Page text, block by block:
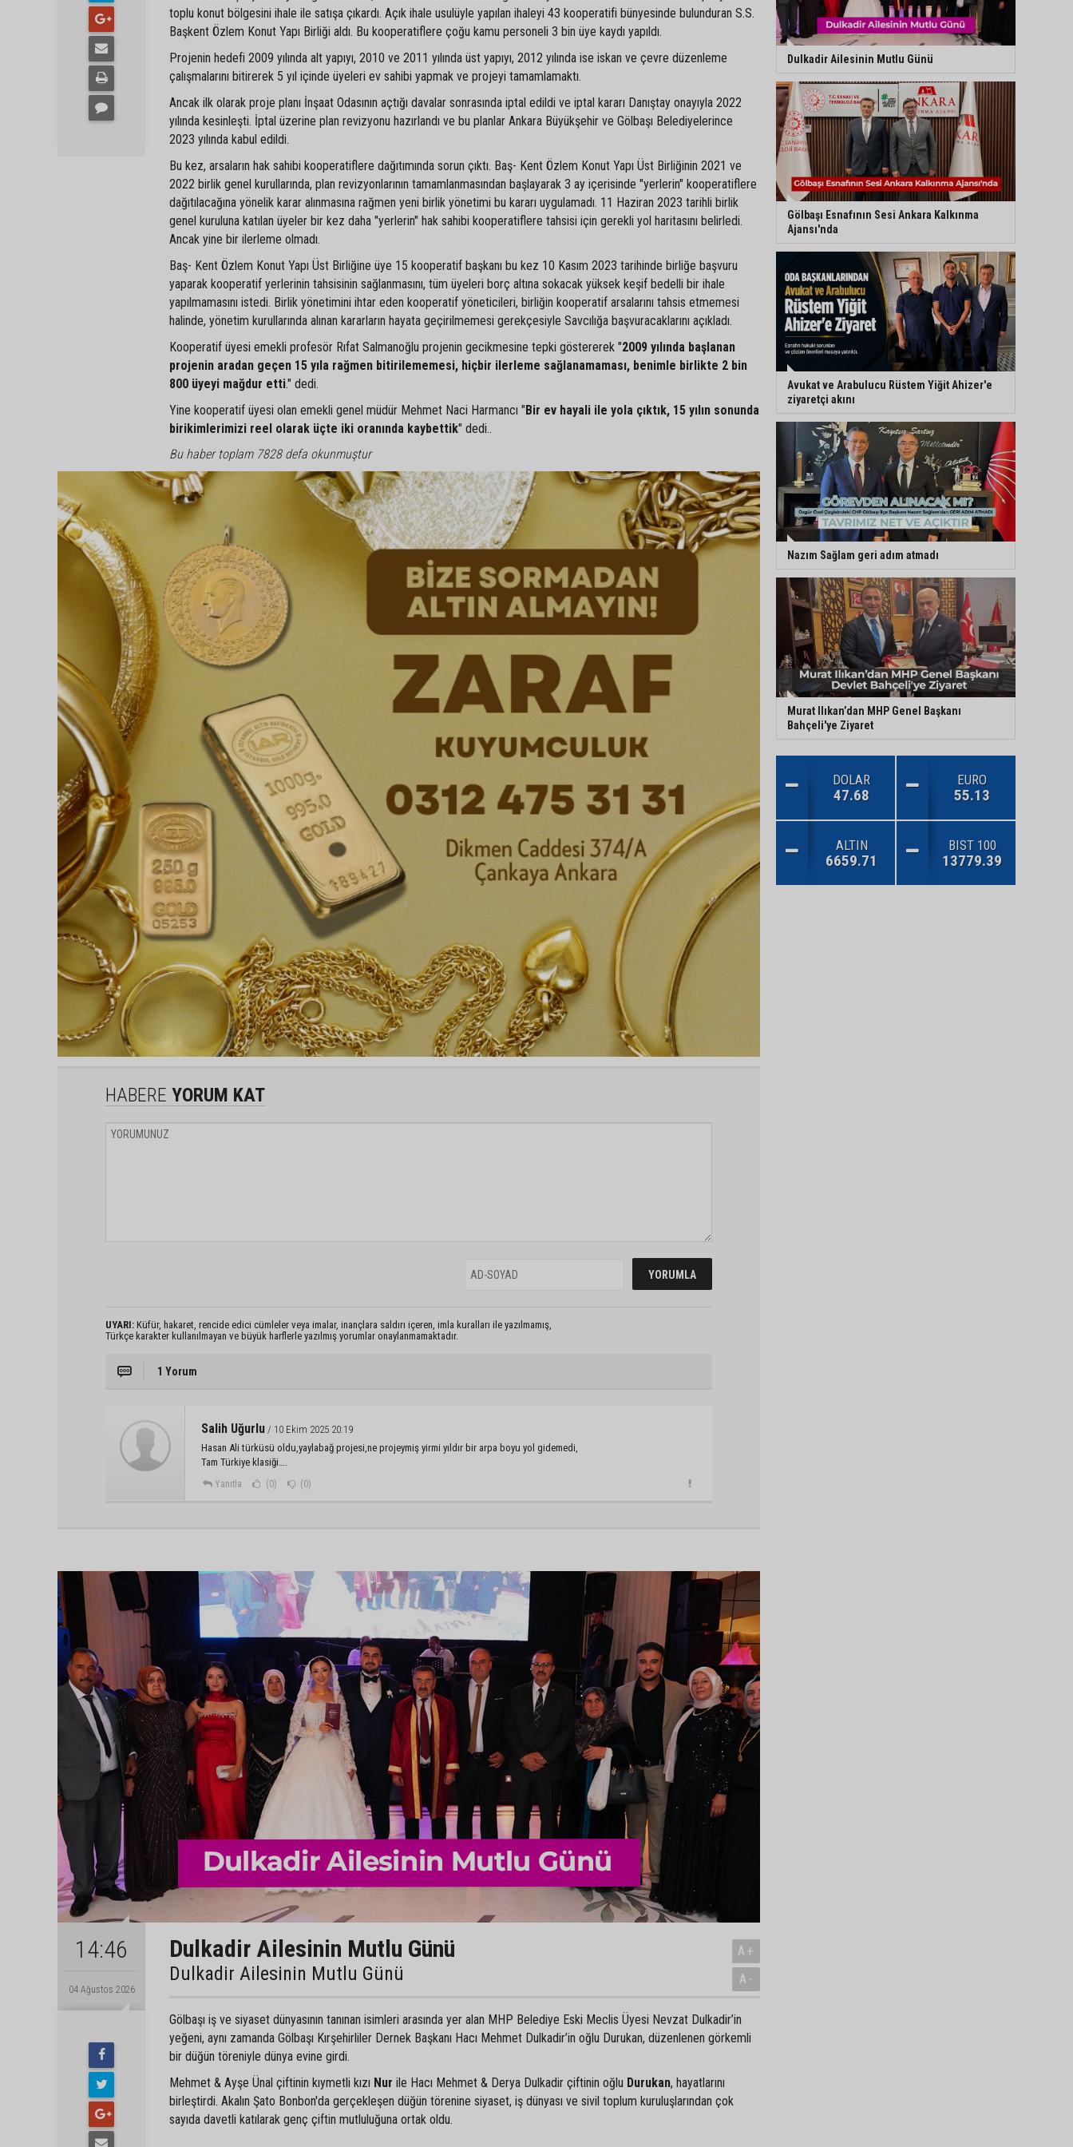
toplu konut bölgesini ihale ile satışa çıkardı. Açık ihale usulüyle yapılan ihaleyi 43 kooperatifi bünyesinde bulunduran S.S.
Başkent Özlem Konut Yapı Birliği aldı. Bu kooperatiflere çoğu kamu personeli 3 bin üye kaydı yapıldı.
Projenin hedefi 2009 yılında alt yapıyı, 2010 ve 2011 yılında üst yapıyı, 2012 yılında ise iskan ve çevre düzenleme
çalışmalarını bitirerek 5 yıl içinde üyeleri ev sahibi yapmak ve projeyi tamamlamaktı.
Ancak ilk olarak proje planı İnşaat Odasının açtığı davalar sonrasında iptal edildi ve iptal kararı Danıştay onayıyla 2022
yılında kesinleşti. İptal üzerine plan revizyonu hazırlandı ve bu planlar Ankara Büyükşehir ve Gölbaşı Belediyelerince
2023 yılında kabul edildi.
Bu kez, arsaların hak sahibi kooperatiflere dağıtımında sorun çıktı. Baş- Kent Özlem Konut Yapı Üst Birliğinin 2021 ve
2022 birlik genel kurullarında, plan revizyonlarının tamamlanmasından başlayarak 3 ay içerisinde "yerlerin" kooperatiflere
dağıtılacağına yönelik karar alınmasına rağmen yeni birlik yönetimi bu kararı uygulamadı. 11 Haziran 2023 tarihli birlik
genel kuruluna katılan üyeler bir kez daha "yerlerin" hak sahibi kooperatiflere tahsisi için gerekli yol haritasını belirledi.
Ancak yine bir ilerleme olmadı.
Baş- Kent Özlem Konut Yapı Üst Birliğine üye 15 kooperatif başkanı bu kez 10 Kasım 2023 tarihinde birliğe başvuru
yaparak kooperatif yerlerinin tahsisinin sağlanmasını, tüm üyeleri borç altına sokacak yüksek keşif bedelli bir ihale
yapılmamasını istedi. Birlik yönetimini ihtar eden kooperatif yöneticileri, birliğin kooperatif arsalarını tahsis etmemesi
halinde, yönetim kurullarında alınan kararların hayata geçirilmemesi gerekçesiyle Savcılığa başvuracaklarını açıkladı.
Kooperatif üyesi emekli profesör Rıfat Salmanoğlu projenin gecikmesine tepki göstererek "2009 yılında başlanan
projenin aradan geçen 15 yıla rağmen bitirilememesi, hiçbir ilerleme sağlanamaması, benimle birlikte 2 bin
800 üyeyi mağdur etti." dedi.
Yine kooperatif üyesi olan emekli genel müdür Mehmet Naci Harmancı "Bir ev hayali ile yola çıktık, 15 yılın sonunda
birikimlerimizi reel olarak üçte iki oranında kaybettik" dedi..
Bu haber toplam 7828 defa okunmuştur
HABERE YORUM KAT
UYARI: Küfür, hakaret, rencide edici cümleler veya imalar, inançlara saldırı içeren, imla kuralları ile yazılmamış,
Türkçe karakter kullanılmayan ve büyük harflerle yazılmış yorumlar onaylanmamaktadır.
1 Yorum
Salih Uğurlu / 10 Ekim 2025 20:19
Hasan Ali türküsü oldu,yaylabağ projesi,ne projeymiş yirmi yıldır bir arpa boyu yol gidemedi,
Tam Türkiye klasiği….
Yanıtla (0) (0)
14:46
04 Ağustos 2026
Dulkadir Ailesinin Mutlu Günü
Dulkadir Ailesinin Mutlu Günü
A+
A-
Gölbaşı iş ve siyaset dünyasının tanınan isimleri arasında yer alan MHP Belediye Eski Meclis Üyesi Nevzat Dulkadir’in
yeğeni, aynı zamanda Gölbaşı Kırşehirliler Dernek Başkanı Hacı Mehmet Dulkadir’in oğlu Durukan, düzenlenen görkemli
bir düğün töreniyle dünya evine girdi.
Mehmet & Ayşe Ünal çiftinin kıymetli kızı Nur ile Hacı Mehmet & Derya Dulkadir çiftinin oğlu Durukan, hayatlarını
birleştirdi. Akalın Şato Bonbon'da gerçekleşen düğün törenine siyaset, iş dünyası ve sivil toplum kuruluşlarından çok
sayıda davetli katılarak genç çiftin mutluluğuna ortak oldu.
Dulkadir Ailesinin Mutlu Günü
Gölbaşı Esnafının Sesi Ankara Kalkınma
Ajansı'nda
Avukat ve Arabulucu Rüstem Yiğit Ahizer'e
ziyaretçi akını
Nazım Sağlam geri adım atmadı
Murat Ilıkan’dan MHP Genel Başkanı
Bahçeli'ye Ziyaret
DOLAR
47.68
EURO
55.13
ALTIN
6659.71
BIST 100
13779.39